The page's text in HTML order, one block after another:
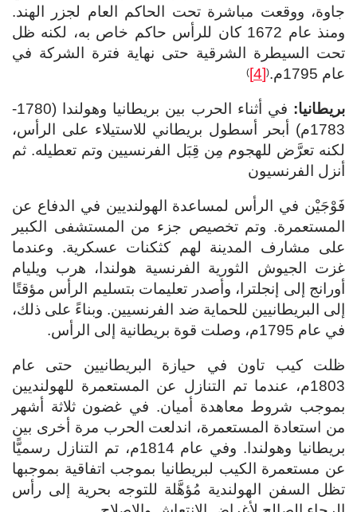
جاوة، ووقعت مباشرة تحت الحاكم العام لجزر الهند.
ومنذ عام 1672 كان للرأس حاكم خاص به، لكنه ظل
تحت السيطرة الشرقية حتى نهاية فترة الشركة في
عام 1795م.
(
[4]
)
بريطانيا:
في أثناء الحرب بين بريطانيا وهولندا (1780-
1783م) أبحر أسطول بريطاني للاستيلاء على الرأس،
لكنه تعرَّض للهجوم مِن قِبَل الفرنسيين وتم تعطيله. ثم
أنزل الفرنسيون
فَوْجَيْن في الرأس لمساعدة الهولنديين في الدفاع عن
المستعمرة. وتم تخصيص جزء من المستشفى الكبير
على مشارف المدينة لهم كثكنات عسكرية. وعندما
غزت الجيوش الثورية الفرنسية هولندا، هرب ويليام
أورانج إلى إنجلترا، وأصدر تعليمات بتسليم الرأس مؤقتًا
إلى البريطانيين للحماية ضد الفرنسيين. وبناءً على ذلك،
في عام 1795م، وصلت قوة بريطانية إلى الرأس.
ظلت كيب تاون في حيازة البريطانيين حتى عام
1803م، عندما تم التنازل عن المستعمرة للهولنديين
بموجب شروط معاهدة أميان. في غضون ثلاثة أشهر
من استعادة المستعمرة، اندلعت الحرب مرة أخرى بين
بريطانيا وهولندا. وفي عام 1814م، تم التنازل رسميًّا
عن مستعمرة الكيب لبريطانيا بموجب اتفاقية بموجبها
تظل السفن الهولندية مُؤهَّلة للتوجه بحرية إلى رأس